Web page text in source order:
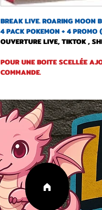
BREAK LIVE. ROARING MOON
4 PACK POKEMON + 4
OUVERTURE LIVE, TIKTOK ,
POUR UNE BOITE SCELLÉE
COMMANDE.